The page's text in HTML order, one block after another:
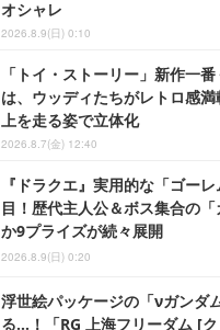
オシャレ
2026.8.9(日) 0:10
「トイ・ストーリー」新作一
は、ウッディたちがレトロ感
上を走る姿で立体化
2026.8.7(金) 12:40
『ドラクエ』実用的な「ゴー
目！歴代主人公＆ボス集合の
か9プライズが続々展開
2026.8.9(日) 0:20
浮世絵パッケージの「νガンダ
る…！「RG 上海フリーダム [